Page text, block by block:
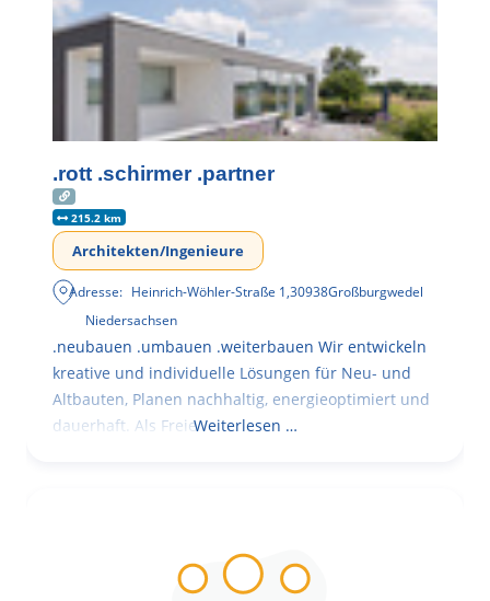
.rott .schirmer .partner
215.2 km
Architekten/Ingenieure
Adresse: Heinrich-Wöhler-Straße 1,30938Großburgwedel
Niedersachsen
.neubauen .umbauen .weiterbauen Wir entwickeln
kreative und individuelle Lösungen für Neu- und
Altbauten, Planen nachhaltig, energieoptimiert und
dauerhaft. Als FreieWeiterlesen …